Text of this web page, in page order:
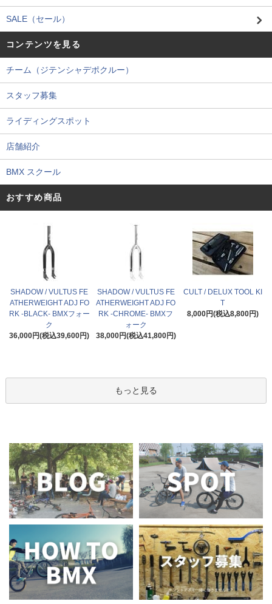
SALE（セール）
コンテンツを見る
チーム（ジテンシャデポクルー）
スタッフ募集
ライディングスポット
店舗紹介
BMX スクール
おすすめ商品
SHADOW / VULTUS FE
ATHERWEIGHT ADJ FO
RK -BLACK- BMXフォー
ク
36,000円(税込39,600円)
SHADOW / VULTUS FE
ATHERWEIGHT ADJ FO
RK -CHROME- BMXフ
ォーク
38,000円(税込41,800円)
CULT / DELUX TOOL KI
T
8,000円(税込8,800円)
もっと見る